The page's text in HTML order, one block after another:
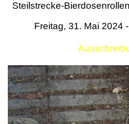
Literatur
Termine
Steilstrecke-
Freitag, 31. Mai 2024